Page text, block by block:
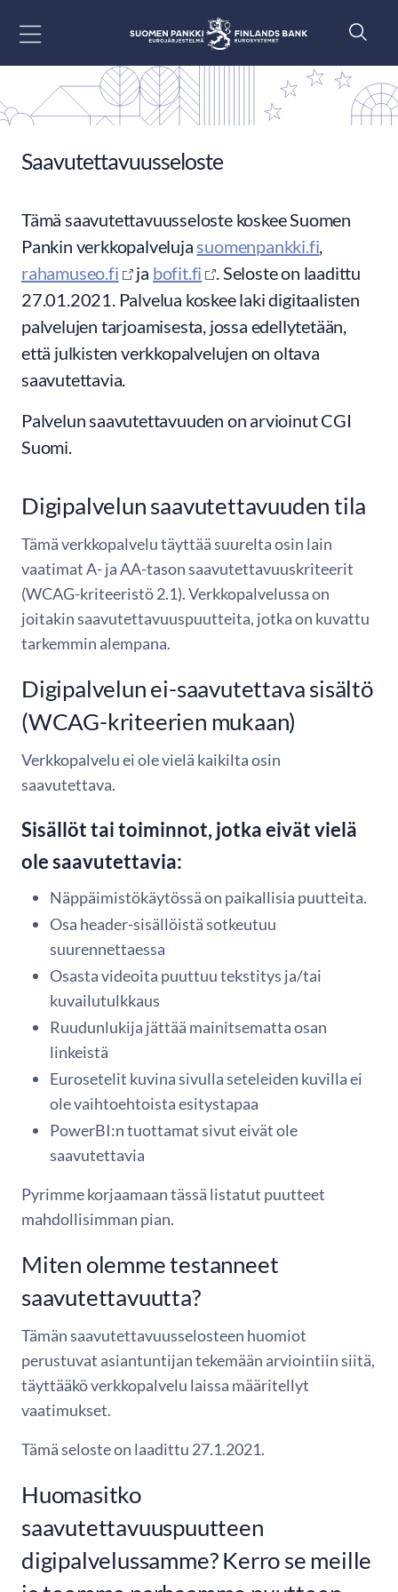
Saavutettavuusseloste
Tämä saavutettavuusseloste koskee Suomen
Pankin verkkopalvelujasuomenpankki.fi,
rahamuseo.fi
ja bofit.fi
. Seloste on laadittu
27.01.2021. Palvelua koskee laki digitaalisten
palvelujen tarjoamisesta, jossa edellytetään,
että julkisten verkkopalvelujen on oltava
saavutettavia.
Palvelun saavutettavuuden on arvioinut CGI
Suomi.
Digipalvelun saavutettavuuden tila
Tämä verkkopalvelu täyttää suurelta osin lain
vaatimat A- ja AA-tason saavutettavuuskriteerit
(WCAG-kriteeristö 2.1). Verkkopalvelussa on
joitakin saavutettavuuspuutteita, jotka on kuvattu
tarkemmin alempana.
Digipalvelun ei-saavutettava sisältö
(WCAG-kriteerien mukaan)
Verkkopalvelu ei ole vielä kaikilta osin
saavutettava.
Sisällöt tai toiminnot, jotka eivät vielä
ole saavutettavia:
Näppäimistökäytössä on paikallisia puutteita.
Osa header-sisällöistä sotkeutuu
suurennettaessa
Osasta videoita puuttuu tekstitys ja/tai
kuvailutulkkaus
Ruudunlukija jättää mainitsematta osan
linkeistä
Eurosetelit kuvina sivulla seteleiden kuvilla ei
ole vaihtoehtoista esitystapaa
PowerBI:n tuottamat sivut eivät ole
saavutettavia
Pyrimme korjaamaan tässä listatut puutteet
mahdollisimman pian.
Miten olemme testanneet
saavutettavuutta?
Tämän saavutettavuusselosteen huomiot
perustuvat asiantuntijan tekemään arviointiin siitä,
täyttääkö verkkopalvelu laissa määritellyt
vaatimukset.
Tämä seloste on laadittu 27.1.2021.
Huomasitko
saavutettavuuspuutteen
digipalvelussamme? Kerro se meille